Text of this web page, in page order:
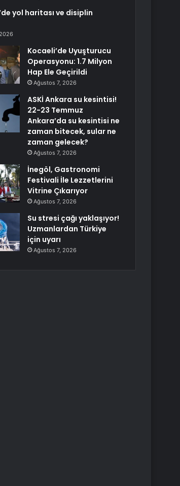
yol haritası ve disiplin
Kocaeli’de Uyuşturucu
Operasyonu: 1.7 Milyon
Hap Ele Geçirildi
Ağustos 7, 2026
ASKİ Ankara su kesintisi!
22-23 Temmuz
Ankara’da su kesintisi ne
zaman bitecek, sular ne
zaman gelecek?
Ağustos 7, 2026
İnegöl, Gastronomi
Festivali İle Lezzetlerini
Vitrine Çıkarıyor
Ağustos 7, 2026
Su stresi çağı yaklaşıyor!
Uzmanlardan Türkiye
için uyarı
Ağustos 7, 2026